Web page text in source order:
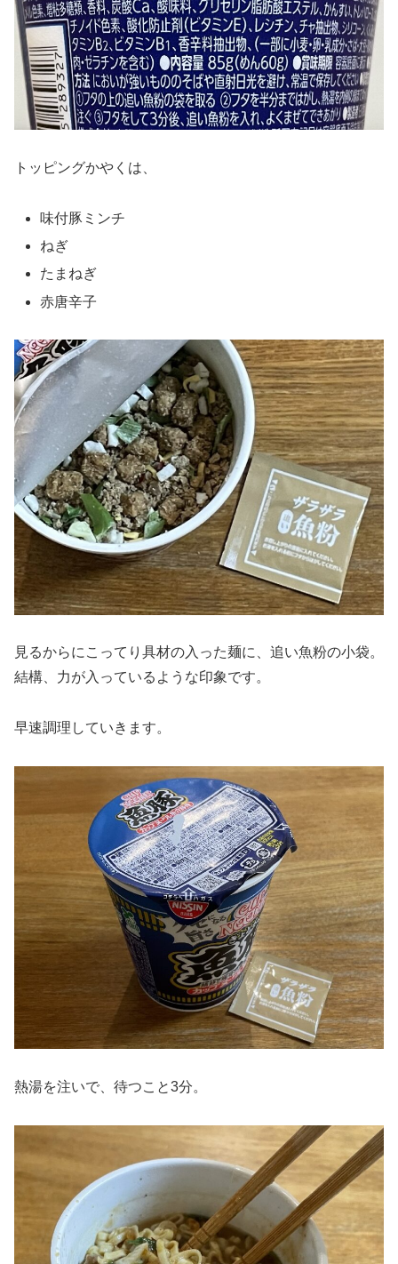
トッピングかやくは、
味付豚ミンチ
ねぎ
たまねぎ
赤唐辛子
見るからにこってり具材の入った麺に、追い魚粉の小袋。
結構、力が入っているような印象です。
早速調理していきます。
熱湯を注いで、待つこと3分。